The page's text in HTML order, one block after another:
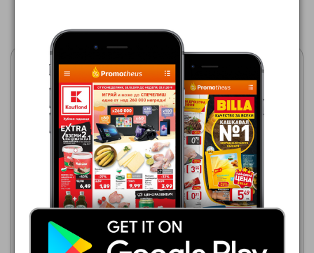
10.08.2026 - 16.08.2026
28,62 €
PARKSIDE Акумулаторна
бормашина
Лидл
03.08.2026 - 09.08.2026
37,32 €
PARKSIDE Акумулаторна
бормашина